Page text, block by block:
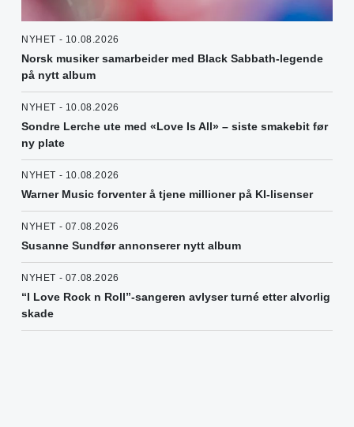
NYHET - 10.08.2026
Norsk musiker samarbeider med Black Sabbath-legende
på nytt album
NYHET - 10.08.2026
Sondre Lerche ute med «Love Is All» – siste smakebit før
ny plate
NYHET - 10.08.2026
Warner Music forventer å tjene millioner på KI-lisenser
NYHET - 07.08.2026
Susanne Sundfør annonserer nytt album
NYHET - 07.08.2026
“I Love Rock n Roll”-sangeren avlyser turné etter alvorlig
skade